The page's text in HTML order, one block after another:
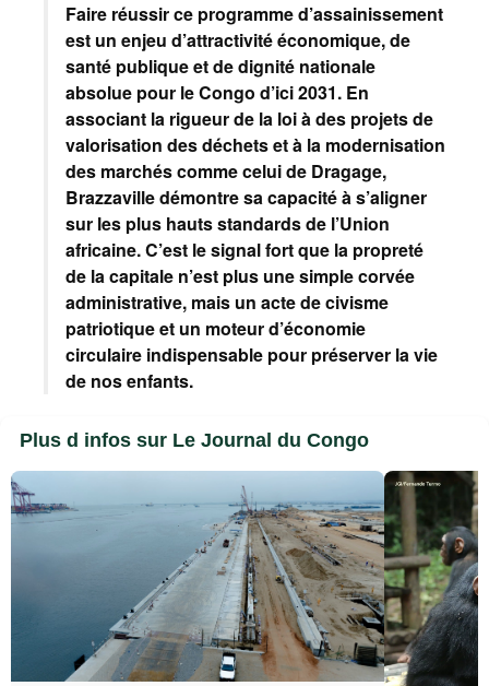
Faire réussir ce programme d’assainissement
est un enjeu d’attractivité économique, de
santé publique et de dignité nationale
absolue pour le Congo d’ici 2031. En
associant la rigueur de la loi à des projets de
valorisation des déchets et à la modernisation
des marchés comme celui de Dragage,
Brazzaville démontre sa capacité à s’aligner
sur les plus hauts standards de l’Union
africaine. C’est le signal fort que la propreté
de la capitale n’est plus une simple corvée
administrative, mais un acte de civisme
patriotique et un moteur d’économie
circulaire indispensable pour préserver la vie
de nos enfants.
Plus d infos sur Le Journal du Congo